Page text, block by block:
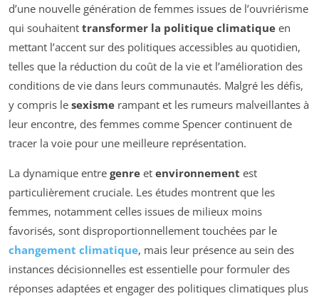
d’une nouvelle génération de femmes issues de l’ouvriérisme
qui souhaitent transformer la politique climatique en
mettant l’accent sur des politiques accessibles au quotidien,
telles que la réduction du coût de la vie et l’amélioration des
conditions de vie dans leurs communautés. Malgré les défis,
y compris le sexisme rampant et les rumeurs malveillantes à
leur encontre, des femmes comme Spencer continuent de
tracer la voie pour une meilleure représentation.
La dynamique entre genre et environnement est
particulièrement cruciale. Les études montrent que les
femmes, notamment celles issues de milieux moins
favorisés, sont disproportionnellement touchées par le
changement climatique, mais leur présence au sein des
instances décisionnelles est essentielle pour formuler des
réponses adaptées et engager des politiques climatiques plus